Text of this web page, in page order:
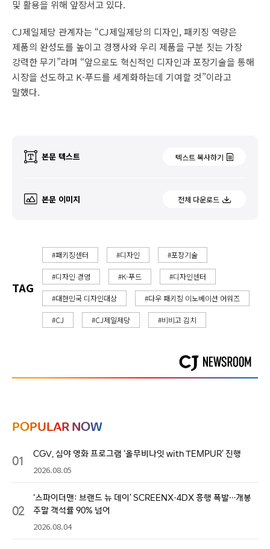
및 활용을 위해 앞장서고 있다.
CJ제일제당 관계자는 “CJ제일제당의 디자인, 패키징 역량은
제품의 완성도를 높이고 경쟁사와 우리 제품을 구분 짓는 가장
강력한 무기”라며 “앞으로도 혁신적인 디자인과 포장기술을 통해
시장을 선도하고 K-푸드를 세계화하는데 기여할 것”이라고
말했다.
본문 텍스트 텍스트 복사하기
본문 이미지 전체 다운로드
TAG
#패키징센터 #디자인 #포장기술
#디자인 경영 #K-푸드 #디자인센터
#대한민국 디자인대상 #다우 패키징 이노베이션 어워즈
#CJ #CJ제일제당 #비비고 김치
POPULAR NOW
01 CGV, 심야 영화 프로그램 ‘올무비나잇 with TEMPUR’ 진행
2026.08.05
02
‘스파이더맨: 브랜드 뉴 데이’ SCREENX·4DX 흥행 폭발…개봉
주말 객석률 90% 넘어
2026.08.04